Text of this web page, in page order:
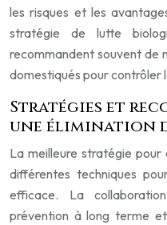
les risques et les
stratégie de lutte
recommandent souvent de
domestiqués pour contrôler
Stratégies et
une élimination
La meilleure stratégie
différentes techniques
efficace. La
prévention à long terme